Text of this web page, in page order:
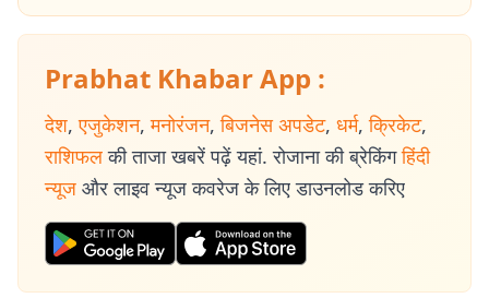
Prabhat Khabar App :
देश, एजुकेशन, मनोरंजन, बिजनेस अपडेट, धर्म, क्रिकेट,
राशिफल की ताजा खबरें पढ़ें यहां. रोजाना की ब्रेकिंग हिंदी
न्यूज और लाइव न्यूज कवरेज के लिए डाउनलोड करिए